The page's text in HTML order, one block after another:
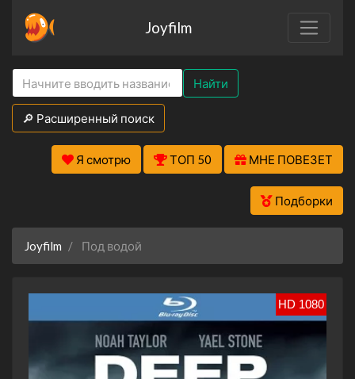
Joyfilm
Найти
🔎 Расширенный поиск
Я смотрю ТОП 50 МНЕ ПОВЕЗЕТ
Подборки
Joyfilm Под водой
HD 1080